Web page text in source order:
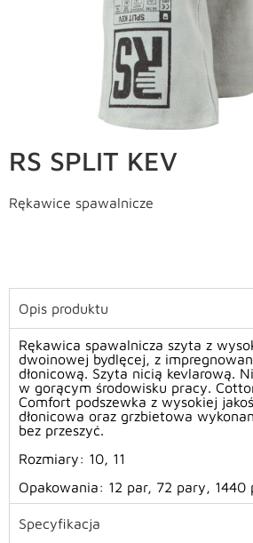
RS SPLIT KEV
Rękawice spawalnicze
Opis produktu
Rękawica spawalnicza szyta z
dwoinowej bydlęcej, z
dłonicową. Szyta nicią kevlarową.
w gorącym środowisku pracy.
Comfort podszewka z wysokiej
dłonicowa oraz grzbietowa
bez przeszyć.
Rozmiary: 10, 11
Opakowania: 12 par, 72 pary, 1440
Specyfikacja